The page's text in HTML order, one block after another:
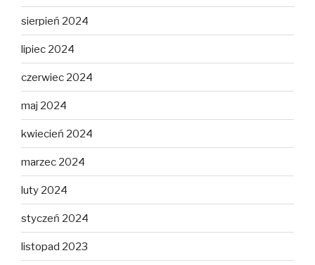
sierpień 2024
lipiec 2024
czerwiec 2024
maj 2024
kwiecień 2024
marzec 2024
luty 2024
styczeń 2024
listopad 2023